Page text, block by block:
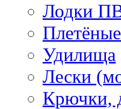
Лодки
Удилища
Лески
Крючки,